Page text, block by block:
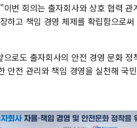
번 회의는 출자회사와 상호 협력
하고 책임 경영 체제를 확립함으로
로도 출자회사의 안전 경영 문화
안전 관리와 책임 경영을 실천해 국